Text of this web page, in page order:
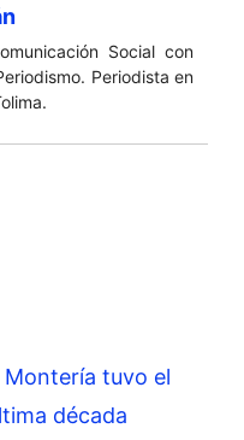
Social con
Periodista en
tuvo el
década